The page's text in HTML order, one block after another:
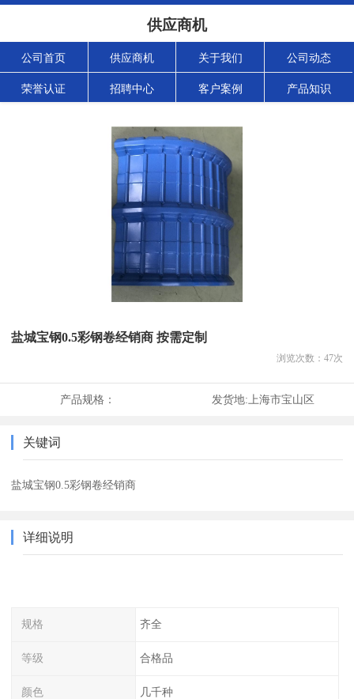
供应商机
公司首页 供应商机 关于我们 公司动态
荣誉认证 招聘中心 客户案例 产品知识
盐城宝钢0.5彩钢卷经销商 按需定制
浏览次数： 47次
产品规格： 发货地: 上海市宝山区
关键词
盐城宝钢0.5彩钢卷经销商
详细说明
规格 齐全
等级 合格品
颜色 几千种